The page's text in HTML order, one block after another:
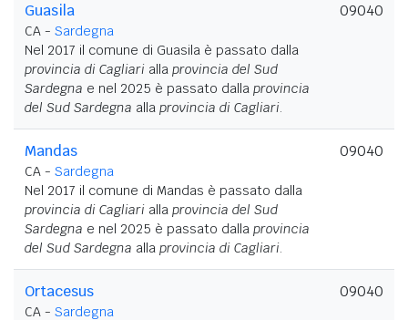
Guasila
CA - Sardegna
Nel 2017 il comune di Guasila è passato dalla
provincia di Cagliari alla provincia del Sud
Sardegna e nel 2025 è passato dalla provincia
del Sud Sardegna alla provincia di Cagliari.
09040
Mandas
CA - Sardegna
Nel 2017 il comune di Mandas è passato dalla
provincia di Cagliari alla provincia del Sud
Sardegna e nel 2025 è passato dalla provincia
del Sud Sardegna alla provincia di Cagliari.
09040
Ortacesus
CA - Sardegna
09040